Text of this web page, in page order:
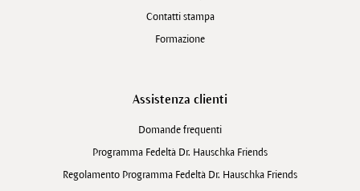
Contatti stampa
Formazione
Assistenza clienti
Domande frequenti
Programma Fedeltà Dr. Hauschka Friends
Regolamento Programma Fedeltà Dr. Hauschka Friends